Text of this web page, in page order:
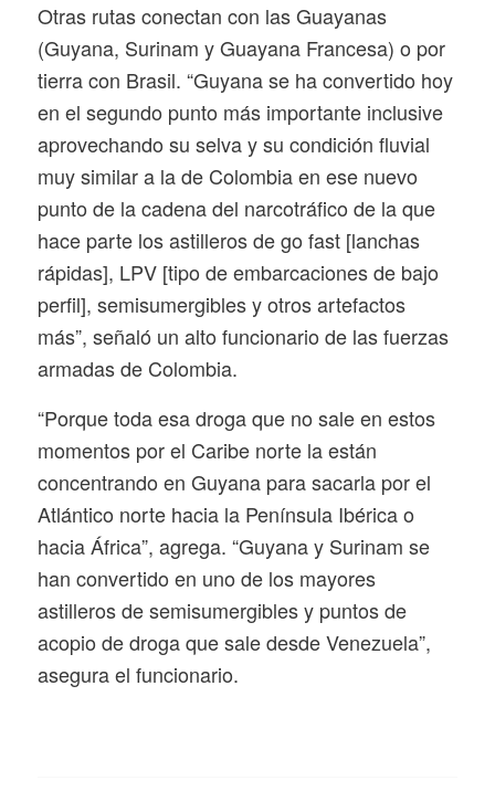
Otras rutas conectan con las Guayanas
(Guyana, Surinam y Guayana Francesa) o por
tierra con Brasil. “Guyana se ha convertido hoy
en el segundo punto más importante inclusive
aprovechando su selva y su condición fluvial
muy similar a la de Colombia en ese nuevo
punto de la cadena del narcotráfico de la que
hace parte los astilleros dego fast [lanchas
rápidas], LPV [tipo de embarcaciones de bajo
perfil], semisumergibles y otros artefactos
más”, señaló un alto funcionario de las fuerzas
armadas de Colombia.
“Porque toda esa droga que no sale en estos
momentos por el Caribe norte la están
concentrando en Guyana para sacarla por el
Atlántico norte hacia la Península Ibérica o
hacia África”, agrega. “Guyana y Surinam se
han convertido en uno de los mayores
astilleros de semisumergibles y puntos de
acopio de droga que sale desde Venezuela”,
asegura el funcionario.